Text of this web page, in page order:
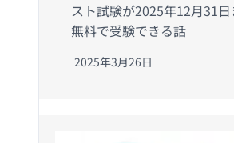
スト試験が2025年12月31
無料で受験できる話
2025年3月26日